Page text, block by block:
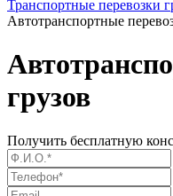
Транспортные перевозки
Автотранспортные
грузов
Получить бесплатную